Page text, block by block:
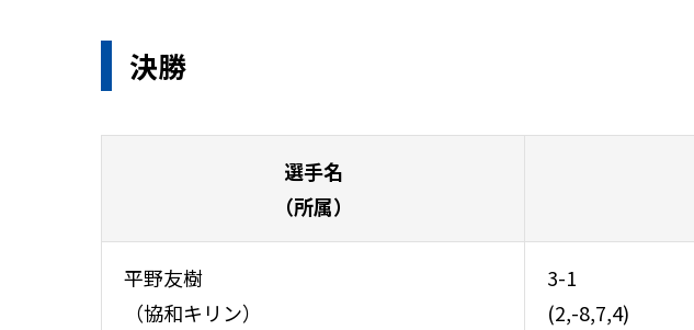
決勝
選手名
（所属）
平野友樹
（協和キリン）
3-1
(2,-8,7,4)